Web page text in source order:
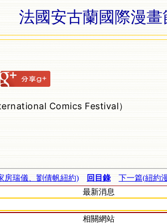
法國安古蘭國際漫畫
Comics Festival）
房瑞儀、劉倩帆紐約) 回目錄
下一篇(紐約
最新消息
相關網站